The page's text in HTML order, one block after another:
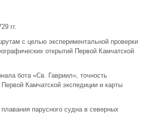
гг.
с целью экспериментальной проверки
открытий Первой Камчатской
бота «Св. Гавриил», точность
Камчатской экспедиции и карты
парусного судна в северных